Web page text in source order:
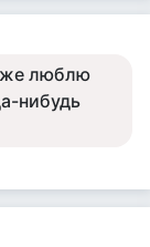
люблю
нибудь